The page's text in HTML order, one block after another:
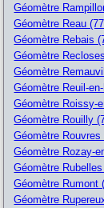
Géomètre
Géomètre Reau
Géomètre Rebais
Géomètre
Géomètre
Géomètre Reuil-
Géomètre Roissy-
Géomètre Rouilly
Géomètre Rouvres
Géomètre Rozay-
Géomètre
Géomètre Rumont
Géomètre